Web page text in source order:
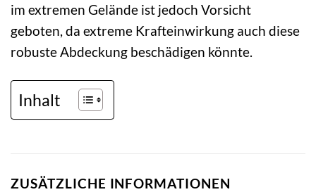
im extremen Gelände ist jedoch Vorsicht
geboten, da extreme Krafteinwirkung auch diese
robuste Abdeckung beschädigen könnte.
Inhalt
ZUSÄTZLICHE INFORMATIONEN